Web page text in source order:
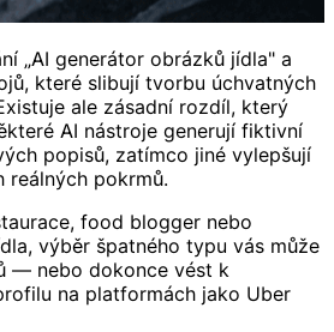
„AI generátor obrázků jídla" a
které slibují tvorbu úchvatných
ale zásadní rozdíl, který
AI nástroje generují fiktivní
popisů, zatímco jiné vylepšují
reálných pokrmů.
food blogger nebo
výběr špatného typu vás může
— nebo dokonce vést k
na platformách jako Uber